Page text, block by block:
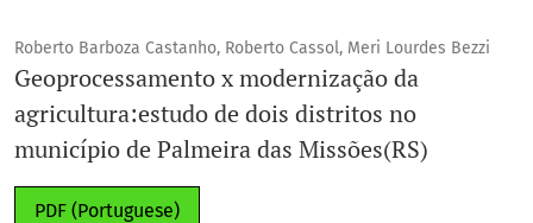
Roberto Barboza Castanho, Roberto Cassol, Meri Lourdes Bezzi
Geoprocessamento x modernização da
agricultura:estudo de dois distritos no
município de Palmeira das Missões(RS)
PDF (Portuguese)